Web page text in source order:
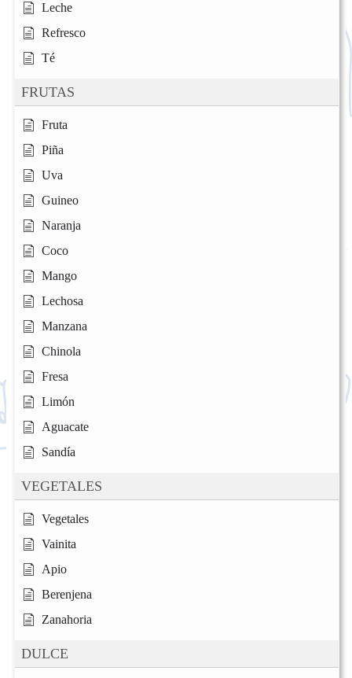
Leche
Refresco
Té
FRUTAS
Fruta
Piña
Uva
Guineo
Naranja
Coco
Mango
Lechosa
Manzana
Chinola
Fresa
Limón
Aguacate
Sandía
VEGETALES
Vegetales
Vainita
Apio
Berenjena
Zanahoria
DULCE